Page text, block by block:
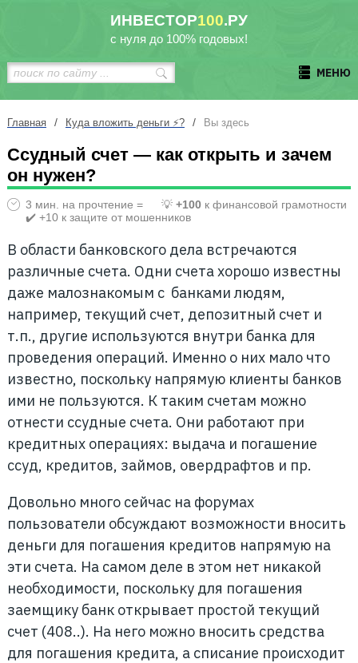
ИНВЕСТОР100.РУ
с нуля до 100% годовых!
МЕНЮ
Главная / Куда вложить деньги ⚡? / Вы здесь
Ссудный счет — как открыть и зачем
он нужен?
3 мин. на прочтение = 💡 +100к финансовой грамотности
✔️ +10 к защите от мошенников
В области банковского дела встречаются
различные счета. Одни счета хорошо известны
даже малознакомым с банками людям,
например, текущий счет, депозитный счет и
т.п., другие используются внутри банка для
проведения операций. Именно о них мало что
известно, поскольку напрямую клиенты банков
ими не пользуются. К таким счетам можно
отнести ссудные счета. Они работают при
кредитных операциях: выдача и погашение
ссуд, кредитов, займов, овердрафтов и пр.
Довольно много сейчас на форумах
пользователи обсуждают возможности вносить
деньги для погашения кредитов напрямую на
эти счета. На самом деле в этом нет никакой
необходимости, поскольку для погашения
заемщику банк открывает простой текущий
счет (408..). На него можно вносить средства
для погашения кредита, а списание происходит